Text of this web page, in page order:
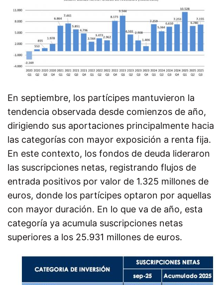
En septiembre, los partícipes mantuvieron la
tendencia observada desde comienzos de año,
dirigiendo sus aportaciones principalmente hacia
las categorías con mayor exposición a renta fija.
En este contexto, los fondos de deuda lideraron
las suscripciones netas, registrando flujos de
entrada positivos por valor de 1.325 millones de
euros, donde los partícipes optaron por aquellas
con mayor duración. En lo que va de año, esta
categoría ya acumula suscripciones netas
superiores a los 25.931 millones de euros.